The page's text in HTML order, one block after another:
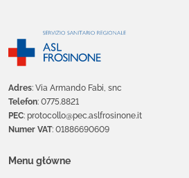
Adres: Via Armando Fabi, snc
Telefon: 0775.8821
PEC: protocollo@pec.aslfrosinone.it
Numer VAT: 01886690609
Menu główne